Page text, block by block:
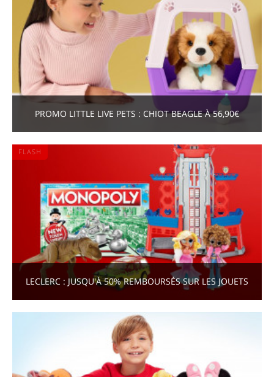
PROMO LITTLE LIVE PETS : CHIOT BEAGLE À 56,90€
FLASH
LECLERC : JUSQU'À 50% REMBOURSÉS SUR LES JOUETS